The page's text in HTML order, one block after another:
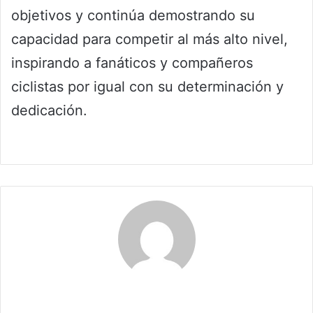
objetivos y continúa demostrando su
capacidad para competir al más alto nivel,
inspirando a fanáticos y compañeros
ciclistas por igual con su determinación y
dedicación.